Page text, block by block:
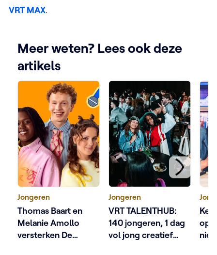
VRT MAX.
Meer weten? Lees ook deze
artikels
Jongeren
Thomas Baart en
Melanie Amollo
versterken De
Jongeren
VRT TALENTHUB:
140 jongeren, 1 dag
vol jong creatief
op